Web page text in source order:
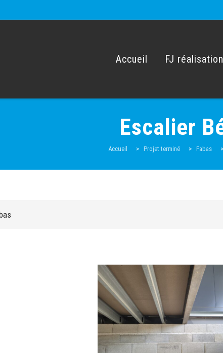
contentAccueil FJ réalisation
Escalier
Accueil > Projet terminé > Fabas >